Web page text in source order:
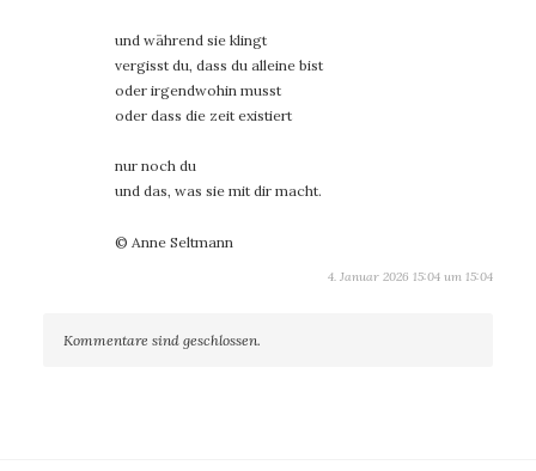
und während sie klingt
vergisst du, dass du alleine bist
oder irgendwohin musst
oder dass die zeit existiert
nur noch du
und das, was sie mit dir macht.
© Anne Seltmann
4. Januar 2026 15:04 um 15:04
Kommentare sind geschlossen.